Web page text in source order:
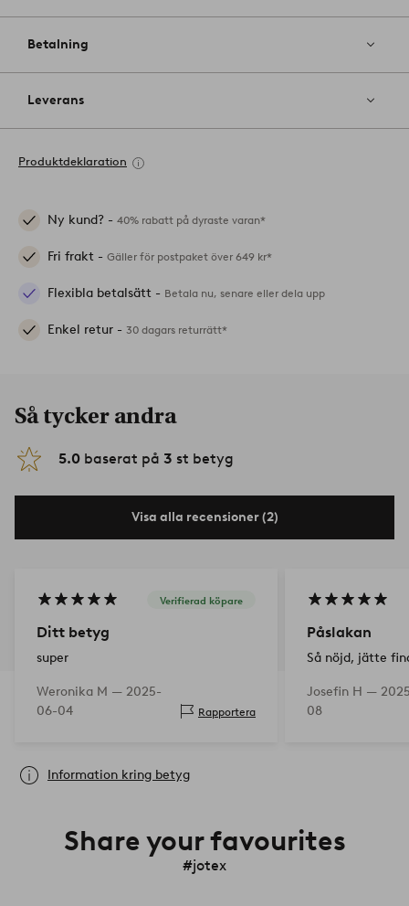
Betalning
Leverans
Produktdeklaration
Ny kund? - 40% rabatt på dyraste varan*
Fri frakt - Gäller för postpaket över 649 kr*
Flexibla betalsätt - Betala nu, senare eller dela upp
Enkel retur - 30 dagars returrätt*
Så tycker andra
5.0 baserat på 3 st betyg
Visa alla recensioner (2)
Verifierad köpare
Ditt betyg
super
Weronika M — 2025-
06-04
Rapportera
Påslakan
Så nöjd, jätte
Josefin H —
08
Information kring betyg
Share your favourites
#jotex